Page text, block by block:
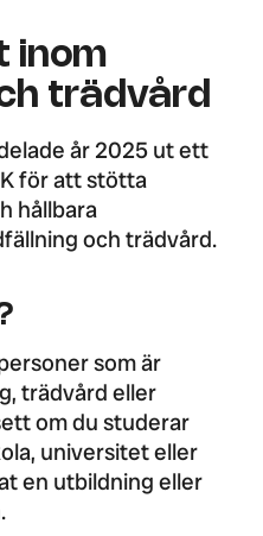
inom
trädvård
år 2025 ut ett
för att stötta
hållbara
och trädvård.
som är
trädvård eller
om du studerar
universitet eller
en utbildning eller